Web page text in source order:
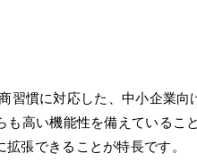
習慣に対応した、中小企業向
も高い機能性を備えているこ
張できることが特長です。